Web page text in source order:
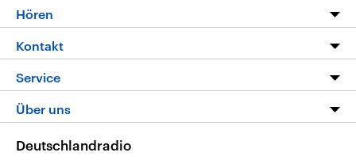
Programm
Die Nachrichten
Nachrichtenleicht
Neue Beiträge auf dlf.de
Hören
Livestream
Podcasts
Deutschlandfunk App
Nachrichten App
Kontakt
Hörerservice
Service
FAQ
Veranstaltungen
Über uns
Deutschlandradio